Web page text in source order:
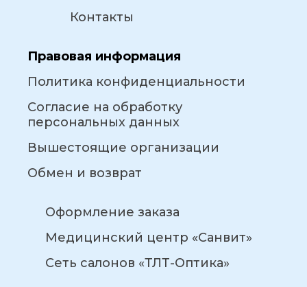
Контакты
Правовая информация
Политика конфиденциальности
Согласие на обработку
персональных данных
Вышестоящие организации
Обмен и возврат
Оформление заказа
Медицинский центр «Санвит»
Сеть салонов «ТЛТ-Оптика»